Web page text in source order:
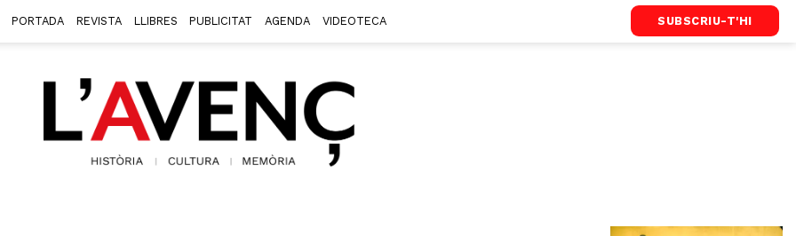
PORTADA REVISTA LLIBRES PUBLICITAT AGENDA VIDEOTECA SUBSCRIU-T'HI